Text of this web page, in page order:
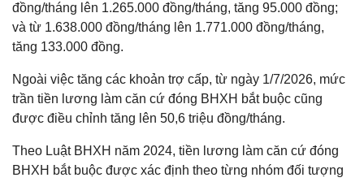
đồng/tháng lên 1.265.000 đồng/tháng, tăng 95.000 đồng;
và từ 1.638.000 đồng/tháng lên 1.771.000 đồng/tháng,
tăng 133.000 đồng.
Ngoài việc tăng các khoản trợ cấp, từ ngày 1/7/2026, mức
trần tiền lương làm căn cứ đóng BHXH bắt buộc cũng
được điều chỉnh tăng lên 50,6 triệu đồng/tháng.
Theo Luật BHXH năm 2024, tiền lương làm căn cứ đóng
BHXH bắt buộc được xác định theo từng nhóm đối tượng